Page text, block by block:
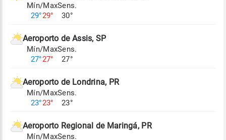
Para obter mais informações sobre os dados
Mín/Max
29°29°
Sens.
30°
Aeroporto de Assis, SP
Mín/Max
27°27°
Sens.
27°
Aeroporto de Londrina, PR
Mín/Max
23°23°
Sens.
23°
Aeroporto Regional de Maringá, PR
Mín/MaxSens.